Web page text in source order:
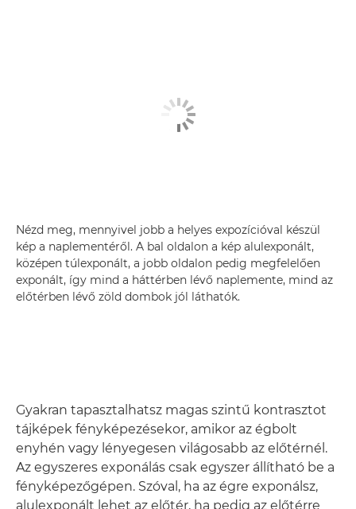
Nézd meg, mennyivel jobb a helyes expozícióval készül
kép a naplementéről. A bal oldalon a kép alulexponált,
középen túlexponált, a jobb oldalon pedig megfelelően
exponált, így mind a háttérben lévő naplemente, mind az
előtérben lévő zöld dombok jól láthatók.
Gyakran tapasztalhatsz magas szintű kontrasztot
tájképek fényképezésekor, amikor az égbolt
enyhén vagy lényegesen világosabb az előtérnél.
Az egyszeres exponálás csak egyszer állítható be a
fényképezőgépen. Szóval, ha az égre exponálsz,
alulexponált lehet az előtér, ha pedig az előtérre